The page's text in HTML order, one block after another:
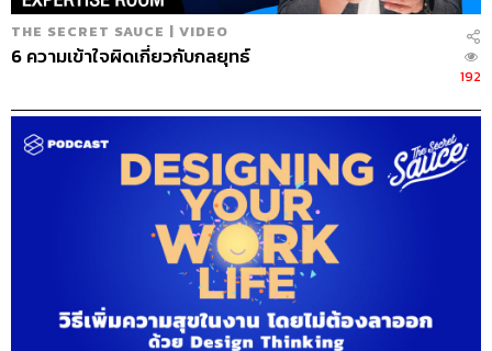
THE SECRET SAUCE | VIDEO
6 ความเข้าใจผิดเกี่ยวกับกลยุทธ์
192